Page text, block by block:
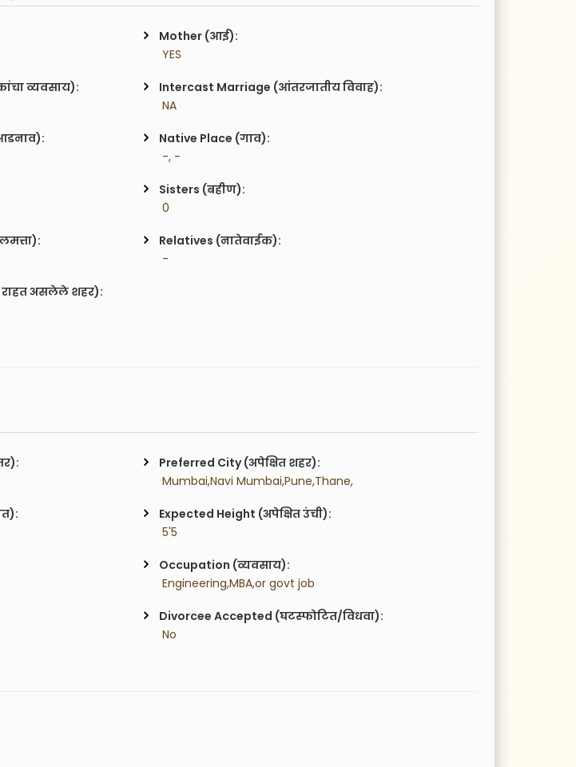
Mother (आई):
YES
व्यवसाय):
Intercast Marriage (आंतरजातीय विवाह):
NA
Native Place (गाव):
-, -
Sisters (बहीण):
0
Relatives (नातेवाईक):
-
राहत असलेले शहर):
Preferred City (अपेक्षित शहर):
Mumbai,Navi Mumbai,Pune,Thane,
Expected Height (अपेक्षित उंची):
5'5
Occupation (व्यवसाय):
Engineering,MBA,or govt job
Divorcee Accepted (घटस्फोटित/विधवा):
No